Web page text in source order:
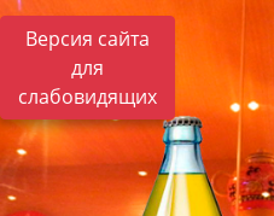
Версия сайта
для
слабовидящих